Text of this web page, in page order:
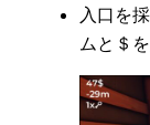
入口を
ムと＄